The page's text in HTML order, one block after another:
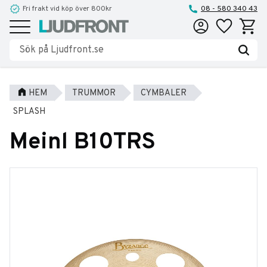
Meny
Fri frakt vid köp över 800kr 08 - 580 340 43
Favoriter
HEM TRUMMOR
CYMBALER
SPLASH
Meinl B10TRS